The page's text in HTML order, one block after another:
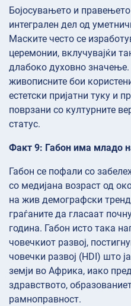
Бојосувањето и
интегрален дел од
Маските често се
церемонии, вклучувајќи
длабоко духовно значење.
живописните бои
естетски пријатни туку и
поврзани со културните
статус.
Факт 9: Габон има младо
Габон се пофали со
со медијана возраст од
на жив демографски
граѓаните да гласаат
година. Габон исто така
човечкиот развој,
човечки развој (HDI) што
земји во Африка, иако
здравството,
рамноправност.